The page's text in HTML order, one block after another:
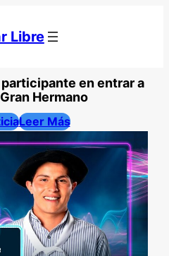
Libre
en entrar a
Hermano
Leer Más